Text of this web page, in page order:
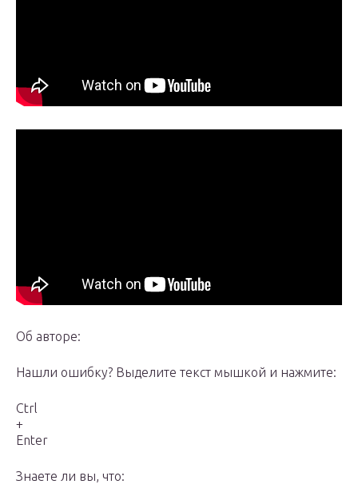
Об авторе:
Нашли ошибку? Выделите текст мышкой и нажмите:
Ctrl
+
Enter
Знаете ли вы, что: